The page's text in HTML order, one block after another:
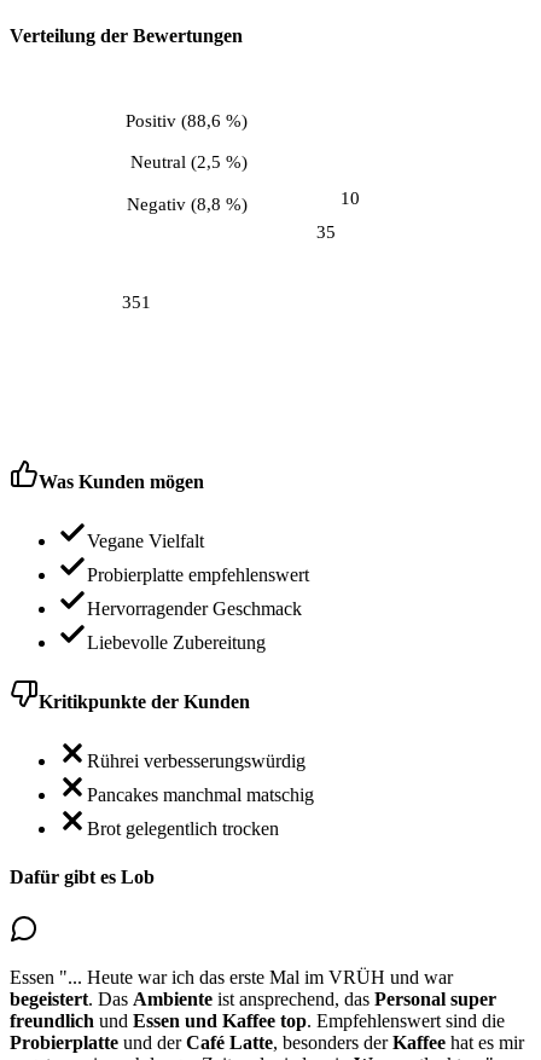
Verteilung der Bewertungen
35
Negativ(8,8 %) 10
Neutral(2,5 %)
351
Positiv(88,6 %)
Was Kunden mögen
Vegane Vielfalt
Probierplatte empfehlenswert
Hervorragender Geschmack
Liebevolle Zubereitung
Kritikpunkte der Kunden
Rührei verbesserungswürdig
Pancakes manchmal matschig
Brot gelegentlich trocken
Dafür gibt es Lob
Essen "... Heute war ich das erste Mal im VRÜH und war
begeistert. Das Ambiente ist ansprechend, das Personal super
freundlich und Essen und Kaffee top. Empfehlenswert sind die
Probierplatte und derCafé Latte, besonders derKaffee hat es mir